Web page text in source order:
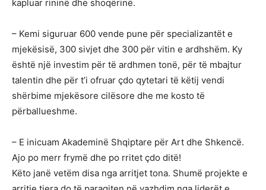
kapluar rininë dhe shoqërinë.
– Kemi siguruar 600 vende pune për specializantët e
mjekësisë, 300 sivjet dhe 300 për vitin e ardhshëm. Ky
është një investim për të ardhmen tonë, për të mbajtur
talentin dhe për t’i ofruar çdo qytetari të këtij vendi
shërbime mjekësore cilësore dhe me kosto të
përballueshme.
– E inicuam Akademinë Shqiptare për Art dhe Shkencë.
Ajo po merr frymë dhe po rritet çdo ditë!
Këto janë vetëm disa nga arritjet tona. Shumë projekte e